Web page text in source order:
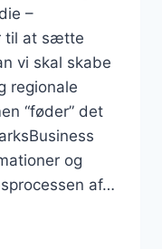
–
til at sætte
vi skal skabe
regionale
“føder” det
og
af…